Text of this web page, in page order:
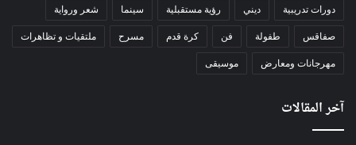
دورات تدريبية ديني رؤية مستقبلية سينما شعر ورواية
صفاقس طفولة فن كرة قدم مسرح ملتقيات و تظاهرات
مهرجانات ومعارض موسيقى
آخر المقالات